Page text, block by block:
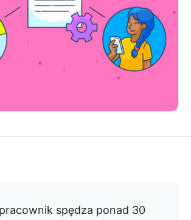
spędza ponad 30